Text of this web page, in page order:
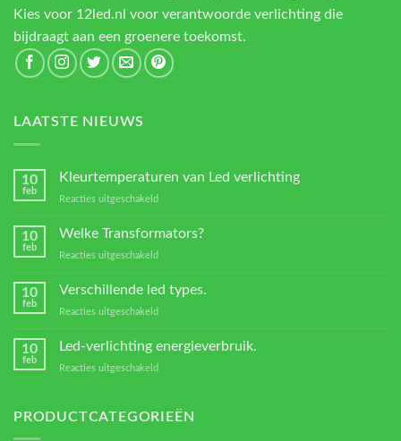
Kies voor 12led.nl voor verantwoorde verlichting die
bijdraagt aan een groenere toekomst.
LAATSTE NIEUWS
10
feb
Kleurtemperaturen van Led verlichting
Reacties uitgeschakeld
verlichting
10
feb
Welke Transformators?
Reacties uitgeschakeld
Transformators?
10
feb
Verschillende led types.
Reacties uitgeschakeld
10
feb
Led-verlichting energieverbruik.
Reacties uitgeschakeld
energieverbruik.
PRODUCTCATEGORIEËN